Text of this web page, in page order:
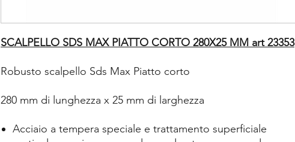
SCALPELLO SDS MAX PIATTO CORTO 280X25 MM art 23353
Robusto scalpello Sds Max Piatto corto
280 mm di lunghezza x 25 mm di larghezza
Acciaio a tempera speciale e trattamento superficiale